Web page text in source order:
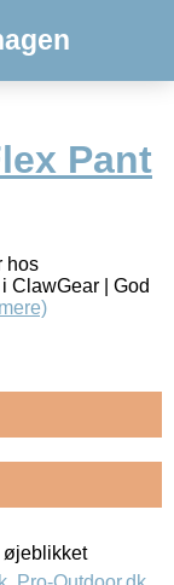
Pant
hos
ClawGear | God
øjeblikket